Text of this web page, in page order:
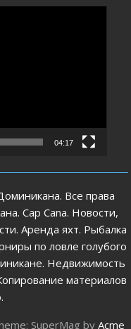
04:17
Все права
Cap Cana. Новости,
Аренда яхт. Рыбалка
по ловле голубого
Недвижимость
материалов
SuperMag byAcme